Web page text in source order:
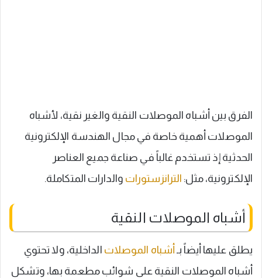
الفرق بين أشباه الموصلات النقية والغير نقية، لأشباه
الموصلات أهمية خاصة في مجال الهندسة الإلكترونية
الحدثية إذ تستخدم غالباً في صناعة جميع العناصر
الإلكترونية، مثل: الترانزستورات والدارات المتكاملة.
أشباه الموصلات النقية
يطلق عليها أيضاً بـ أشباه الموصلات الداخلية، ولا تحتوي
أشباه الموصلات النقية على شوائب مطعمة بها، وتشكل